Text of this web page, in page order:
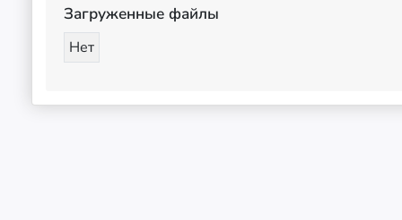
Загруженные файлы
Нет